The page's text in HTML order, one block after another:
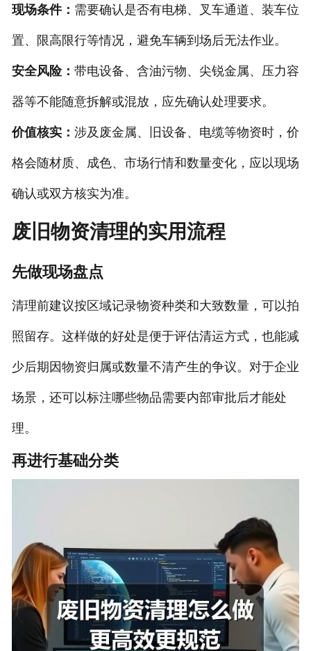
现场条件： 需要确认是否有电梯、叉车通道、装车位
置、限高限行等情况，避免车辆到场后无法作业。
安全风险： 带电设备、含油污物、尖锐金属、压力容
器等不能随意拆解或混放，应先确认处理要求。
价值核实： 涉及废金属、旧设备、电缆等物资时，价
格会随材质、成色、市场行情和数量变化，应以现场
确认或双方核实为准。
废旧物资清理的实用流程
先做现场盘点
清理前建议按区域记录物资种类和大致数量，可以拍
照留存。这样做的好处是便于评估清运方式，也能减
少后期因物资归属或数量不清产生的争议。对于企业
场景，还可以标注哪些物品需要内部审批后才能处
理。
再进行基础分类